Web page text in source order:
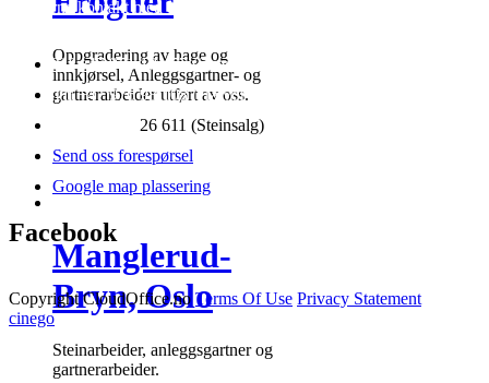
Oppgradering av hage og
innkjørsel, Anleggsgartner- og
gartnerarbeider utført av oss.
Manglerud-
Bryn, Oslo
Steinarbeider, anleggsgartner og
gartnerarbeider.
Ta gjerne kontakt med oss for ytterligere informasjon om hva vi kan
tilby av tjenester og priser.
Tlf +47 971 18 457 (Snorre)
Tlf +47 976 98 108 (Halvor)
26 611 (Steinsalg)
Send oss forespørsel
Google map plassering
Facebook
Copyright CloudOffice.no Terms Of Use Privacy Statement
cinego